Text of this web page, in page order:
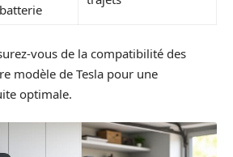
vous de la compatibilité des
modèle de Tesla pour une
optimale.